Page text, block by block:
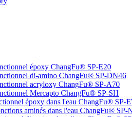
époxy ChangFu® SP-E20
di-amino ChangFu® SP-DN46
acryloxy ChangFu® SP-A70
Mercapto ChangFu® SP-SH
époxy dans l'eau ChangFu® SP-
aminés dans l'eau ChangFu® SP-